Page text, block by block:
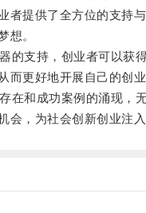
者提供了全方位的支持
想。
支持，创业者可以获得
而更好地开展自己的创业
和成功案例的涌现，
会，为社会创新创业注入